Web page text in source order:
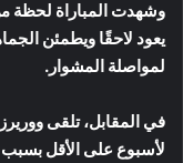
وشهدت المباراة لحظة
يعود لاحقًا ويطمئن
لمواصلة المشوار.
في المقابل، تلقى
لأسبوع على الأقل